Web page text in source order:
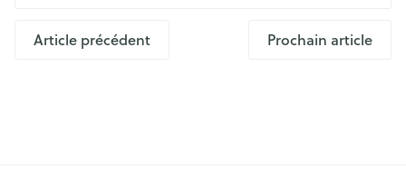
Article précédent Prochain article